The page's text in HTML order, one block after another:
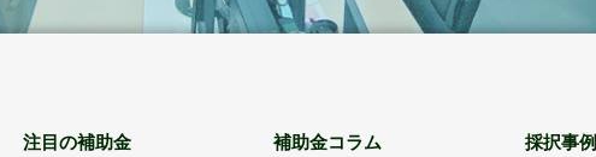
注目の補助金 補助金コラム 採択事例